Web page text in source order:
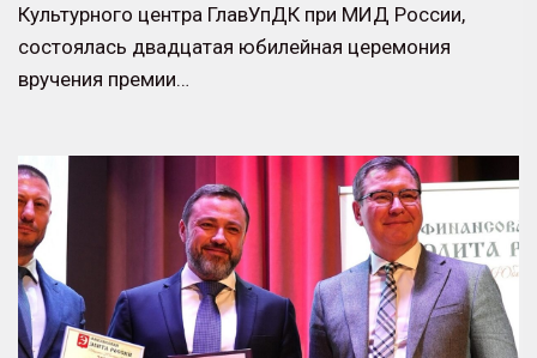
Культурного центра ГлавУпДК при МИД России,
состоялась двадцатая юбилейная церемония
вручения премии…